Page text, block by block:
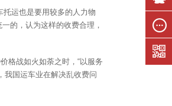
运也是要用较多的人力物
的，认为这样的收费合理，
格战如火如荼之时，“以服务
我国运车业在解决乱收费问
联系我
在线留